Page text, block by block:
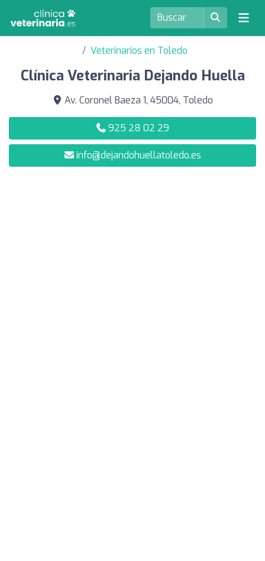
Veterinarios en Toledo
Clínica Veterinaria Dejando Huella
Av. Coronel Baeza 1, 45004, Toledo
925 28 02 29
info@dejandohuellatoledo.es